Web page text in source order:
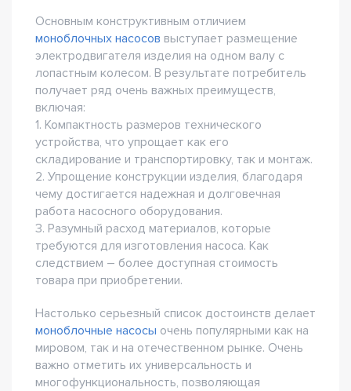
Основным конструктивным отличием
моноблочных насосов выступает размещение
электродвигателя изделия на одном валу с
лопастным колесом. В результате потребитель
получает ряд очень важных преимуществ,
включая:
1. Компактность размеров технического
устройства, что упрощает как его
складирование и транспортировку, так и монтаж.
2. Упрощение конструкции изделия, благодаря
чему достигается надежная и долговечная
работа насосного оборудования.
3. Разумный расход материалов, которые
требуются для изготовления насоса. Как
следствием – более доступная стоимость
товара при приобретении.
Настолько серьезный список достоинств делает
моноблочные насосы очень популярными как на
мировом, так и на отечественном рынке. Очень
важно отметить их универсальность и
многофункциональность, позволяющая